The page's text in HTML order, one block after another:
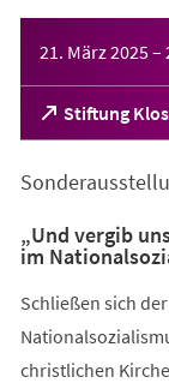
21. März 2025–
Stiftung
(Öffnet
in
neuen
„Und vergib
im
Schließen sich
christlichen